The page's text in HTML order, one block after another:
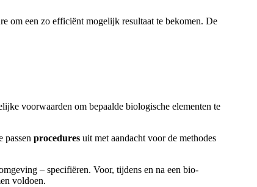
om een zo efficiënt mogelijk resultaat te bekomen. De
voorwaarden om bepaalde biologische elementen te
passen procedures uit met aandacht voor de methodes
– specifiëren. Voor, tijdens en na een bio-
voldoen.